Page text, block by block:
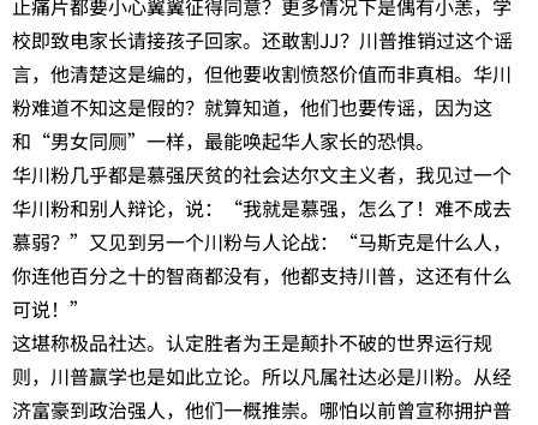
校即致电家长请接孩子回家。还敢割JJ？川普推销过这个谣
言，他清楚这是编的，但他要收割愤怒价值而非真相。华川
粉难道不知这是假的？就算知道，他们也要传谣，因为这
和“男女同厕”一样，最能唤起华人家长的恐惧。
华川粉几乎都是慕强厌贫的社会达尔文主义者，我见过一个
华川粉和别人辩论，说：“我就是慕强，怎么了！难不成去
慕弱？”又见到另一个川粉与人论战：“马斯克是什么人，
你连他百分之十的智商都没有，他都支持川普，这还有什么
可说！”
这堪称极品社达。认定胜者为王是颠扑不破的世界运行规
则，川普赢学也是如此立论。所以凡属社达必是川粉。从经
济富豪到政治强人，他们一概推崇。哪怕以前曾宣称拥护普